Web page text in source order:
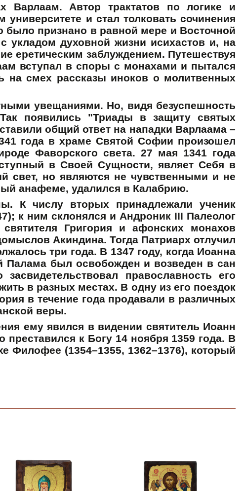
Варлаам. Автор трактатов по логике и
и стал толковать сочинения
было признано в равной мере и Восточной
духовной жизни исихастов и, на
еретическим заблуждением. Путешествуя
вступал в споры с монахами и пытался
на смех рассказы иноков о молитвенных
увещаниями. Но, видя безуспешность
появились "Триады в защиту святых
общий ответ на нападки Варлаама –
года в храме Святой Софии произошел
Фаворского света. 27 мая 1341 года
в Своей Сущности, являет Себя в
свет, но являются не чувственными и не
анафеме, удалился в Калабрию.
К числу вторых принадлежали ученик
к ним склонялся и Андроник III Палеолог
Григория и афонских монахов
Акиндина. Тогда Патриарх отлучил
три года. В 1347 году, когда Иоанна
Палама был освобожден и возведен в сан
православность его
в разных местах. В одну из его поездок
в течение года продавали в различных
веры.
ему явился в видении святитель Иоанн
к Богу 14 ноября 1359 года. В
Филофее (1354–1355, 1362–1376), который